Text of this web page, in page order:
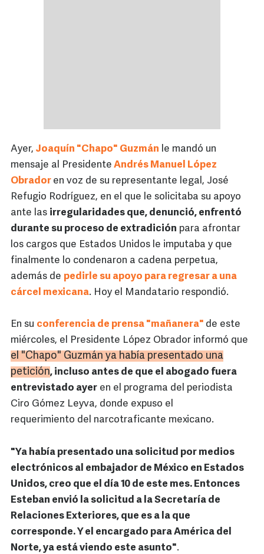
Ayer, Joaquín "Chapo" Guzmán le mandó un
mensaje al Presidente Andrés Manuel López
Obrador en voz de su representante legal, José
Refugio Rodríguez, en el que le solicitaba su apoyo
ante las irregularidades que, denunció, enfrentó
durante su proceso de extradición para afrontar
los cargos que Estados Unidos le imputaba y que
finalmente lo condenaron a cadena perpetua,
además de pedirle su apoyo para regresar a una
cárcel mexicana. Hoy el Mandatario respondió.
En su conferencia de prensa "mañanera" de este
miércoles, el Presidente López Obrador informó que
el "Chapo" Guzmán ya había presentado una
petición, incluso antes de que el abogado fuera
entrevistado ayer en el programa del periodista
Ciro Gómez Leyva, donde expuso el
requerimiento del narcotraficante mexicano.
"Ya había presentado una solicitud por medios
electrónicos al embajador de México en Estados
Unidos, creo que el día 10 de este mes. Entonces
Esteban envió la solicitud a la Secretaría de
Relaciones Exteriores, que es a la que
corresponde. Y el encargado para América del
Norte, ya está viendo este asunto".